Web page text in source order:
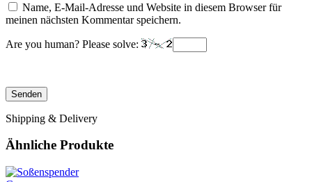
Name, E-Mail-Adresse und Website in diesem Browser für
meinen nächsten Kommentar speichern.
Are you human? Please solve:
Shipping & Delivery
Ähnliche Produkte